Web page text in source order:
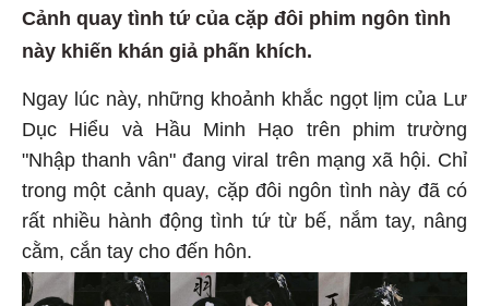
Cảnh quay tình tứ của cặp đôi phim ngôn tình
này khiến khán giả phấn khích.
Ngay lúc này, những khoảnh khắc ngọt lịm của Lư
Dục Hiểu và Hầu Minh Hạo trên phim trường
"Nhập thanh vân" đang viral trên mạng xã hội. Chỉ
trong một cảnh quay, cặp đôi ngôn tình này đã có
rất nhiều hành động tình tứ từ bế, nắm tay, nâng
cằm, cắn tay cho đến hôn.